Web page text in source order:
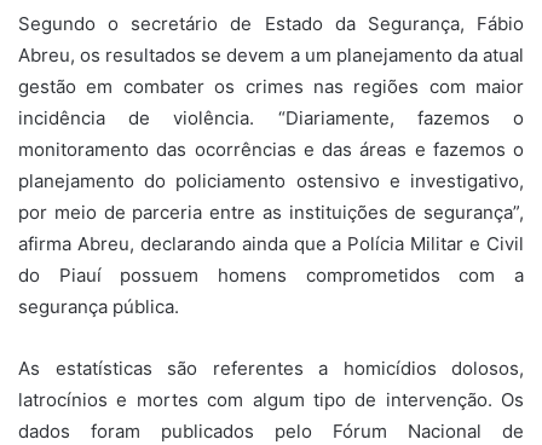
Segundo o secretário de Estado da Segurança, Fábio
Abreu, os resultados se devem a um planejamento da atual
gestão em combater os crimes nas regiões com maior
incidência de violência. “Diariamente, fazemos o
monitoramento das ocorrências e das áreas e fazemos o
planejamento do policiamento ostensivo e investigativo,
por meio de parceria entre as instituições de segurança”,
afirma Abreu, declarando ainda que a Polícia Militar e Civil
do Piauí possuem homens comprometidos com a
segurança pública.
As estatísticas são referentes a homicídios dolosos,
latrocínios e mortes com algum tipo de intervenção. Os
dados foram publicados pelo Fórum Nacional de